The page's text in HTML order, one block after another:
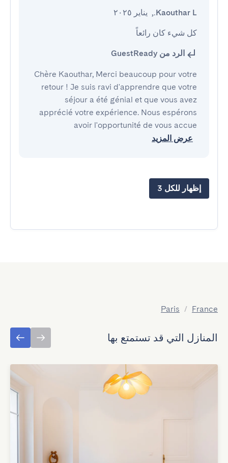
Kaouthar L.
, يناير ٢٠٢٥
كل شيء كان رائعاً
الرد من GuestReady
Chère Kaouthar, Merci beaucoup pour votre
retour ! Je suis ravi d'apprendre que votre
séjour a été génial et que vous avez
apprécié votre expérience. Nous espérons
avoir l'opportunité de vous accue
عرض المزيد
إظهار للكل 3
France
/
Paris
المنازل التي قد تستمتع بها